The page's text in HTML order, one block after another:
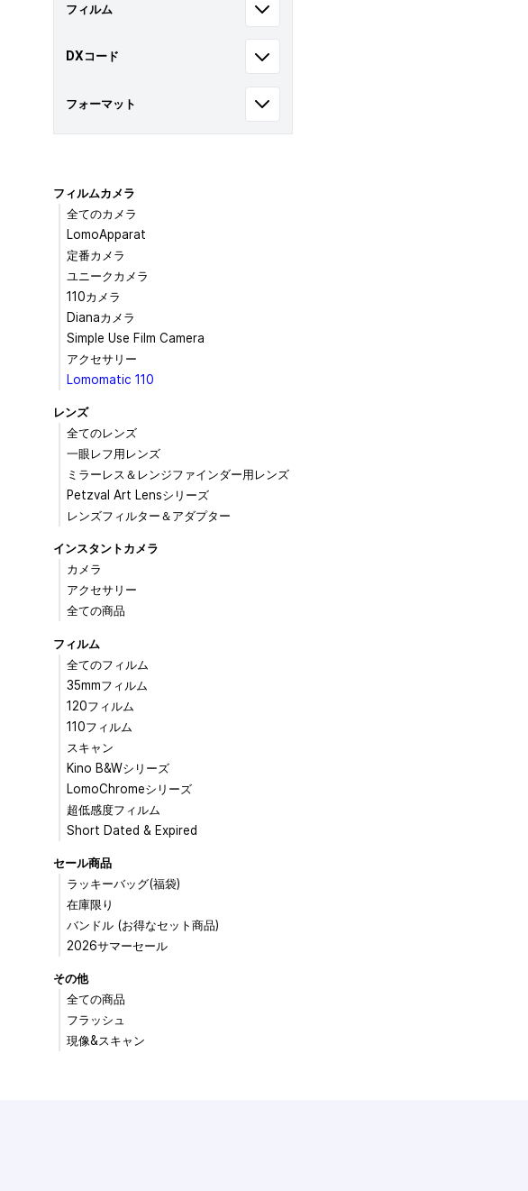
フィルム
DXコード
フォーマット
フィルムカメラ
全てのカメラ
LomoApparat
定番カメラ
ユニークカメラ
110カメラ
Dianaカメラ
Simple Use Film Camera
アクセサリー
Lomomatic 110
レンズ
全てのレンズ
一眼レフ用レンズ
ミラーレス＆レンジファインダー用レンズ
Petzval Art Lensシリーズ
レンズフィルター＆アダプター
インスタントカメラ
カメラ
アクセサリー
全ての商品
フィルム
全てのフィルム
35mmフィルム
120フィルム
110フィルム
スキャン
Kino B&Wシリーズ
LomoChromeシリーズ
超低感度フィルム
Short Dated & Expired
セール商品
ラッキーバッグ(福袋)
在庫限り
バンドル (お得なセット商品)
2026サマーセール
その他
全ての商品
フラッシュ
現像&スキャン